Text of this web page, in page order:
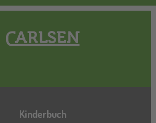
Hauptnavigation
Kinderbuch